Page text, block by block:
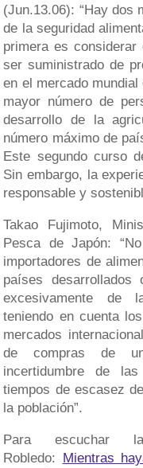
(Jun.13.06): “Hay dos
de la seguridad
primera es
ser suministrado de
en el mercado
mayor número de
desarrollo de la
número máximo de
Este segundo curso
Sin embargo, la
responsable y
Takao Fujimoto,
Pesca de Japón:
importadores de
países desarrollados
excesivamente de
teniendo en cuenta
mercados
de compras de
incertidumbre de
tiempos de escasez
la población”.
Para escuchar
Robledo: Mientras